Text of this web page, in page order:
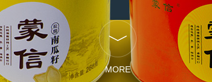
MORE